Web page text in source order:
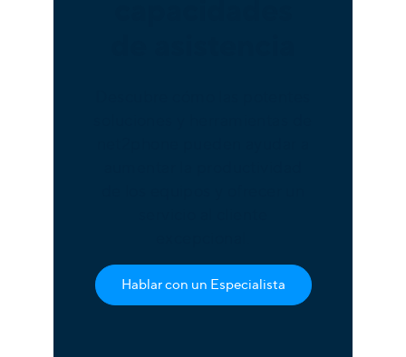
Hablar con un Especialista